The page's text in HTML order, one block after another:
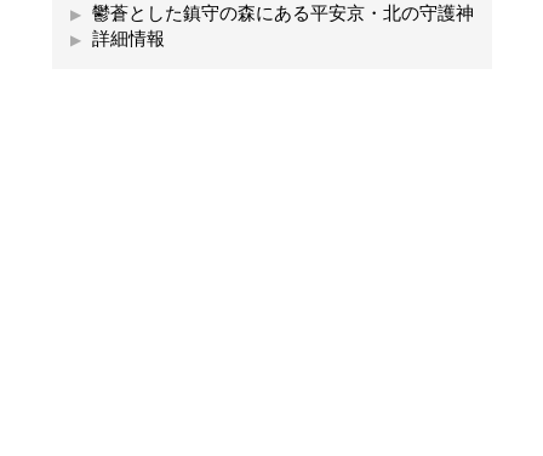
鬱蒼とした鎮守の森にある平安京・北の守護神
詳細情報